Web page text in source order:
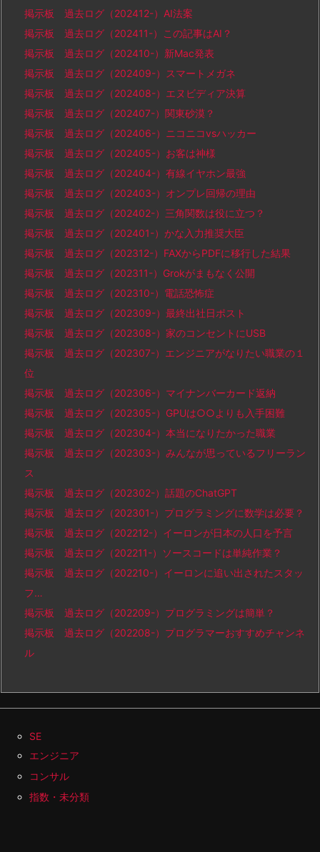
掲示板 過去ログ（202412-）AI法案
掲示板 過去ログ（202411-）この記事はAI？
掲示板 過去ログ（202410-）新Mac発表
掲示板 過去ログ（202409-）スマートメガネ
掲示板 過去ログ（202408-）エヌビディア決算
掲示板 過去ログ（202407-）関東砂漠？
掲示板 過去ログ（202406-）ニコニコvsハッカー
掲示板 過去ログ（202405-）お客は神様
掲示板 過去ログ（202404-）有線イヤホン最強
掲示板 過去ログ（202403-）オンプレ回帰の理由
掲示板 過去ログ（202402-）三角関数は役に立つ？
掲示板 過去ログ（202401-）かな入力推奨大臣
掲示板 過去ログ（202312-）FAXからPDFに移行した結果
掲示板 過去ログ（202311-）Grokがまもなく公開
掲示板 過去ログ（202310-）電話恐怖症
掲示板 過去ログ（202309-）最終出社日ポスト
掲示板 過去ログ（202308-）家のコンセントにUSB
掲示板 過去ログ（202307-）エンジニアがなりたい職業の１
位
掲示板 過去ログ（202306-）マイナンバーカード返納
掲示板 過去ログ（202305-）GPUは○○よりも入手困難
掲示板 過去ログ（202304-）本当になりたかった職業
掲示板 過去ログ（202303-）みんなが思っているフリーラン
ス
掲示板 過去ログ（202302-）話題のChatGPT
掲示板 過去ログ（202301-）プログラミングに数学は必要？
掲示板 過去ログ（202212-）イーロンが日本の人口を予言
掲示板 過去ログ（202211-）ソースコードは単純作業？
掲示板 過去ログ（202210-）イーロンに追い出されたスタッ
フ…
掲示板 過去ログ（202209-）プログラミングは簡単？
掲示板 過去ログ（202208-）プログラマーおすすめチャンネ
ル
SE
エンジニア
コンサル
指数・未分類